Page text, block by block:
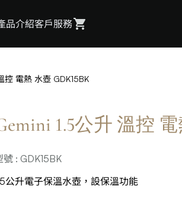
品介紹客戶服務
控 電熱 水壺 GDK15BK
1.5公升 溫控
號 : GDK15BK
公升電子保溫水壺，設保溫功能